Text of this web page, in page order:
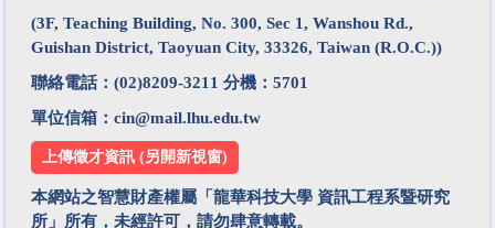
(3F, Teaching Building, No. 300, Sec 1, Wanshou Rd.,
Guishan District, Taoyuan City, 33326, Taiwan (R.O.C.))
聯絡電話： (02)8209-3211 分機：5701
單位信箱： cin@mail.lhu.edu.tw
上傳徵才資訊 (另開新視窗)
本網站之智慧財產權屬「龍華科技大學 資訊工程系暨研究
所」所有，未經許可，請勿肆意轉載。